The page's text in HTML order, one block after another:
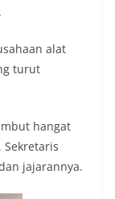
alat
turut
hangat
jajarannya.